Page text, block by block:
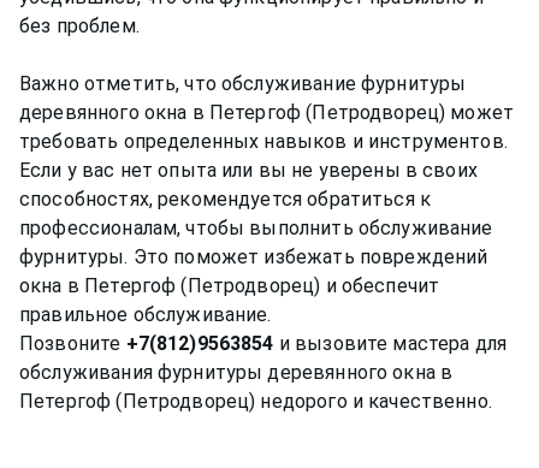
без проблем.
Важно отметить, что обслуживание фурнитуры
деревянного окна в Петергоф (Петродворец) может
требовать определенных навыков и инструментов.
Если у вас нет опыта или вы не уверены в своих
способностях, рекомендуется обратиться к
профессионалам, чтобы выполнить обслуживание
фурнитуры. Это поможет избежать повреждений
окна в Петергоф (Петродворец) и обеспечит
правильное обслуживание.
Позвоните +7(812)9563854 и вызовите мастера для
обслуживания фурнитуры деревянного окна в